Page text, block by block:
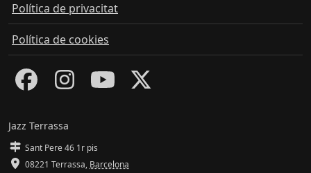
Política de privacitat
Política de cookies
Jazz Terrassa
Sant Pere 46 1r pis
08221 Terrassa, Barcelona